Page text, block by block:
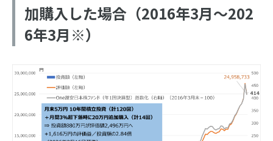
加購入した場合（2016年3月～202
6年3月※）